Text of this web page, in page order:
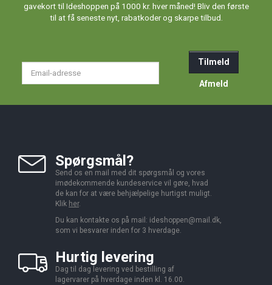
gavekort til Ideshoppen på 1000 kr. hver måned! Bliv den første
til at få seneste nyt, rabatkoder og skarpe tilbud.
Tilmeld
Afmeld
Spørgsmål?
Send os en mail med dit spørgsmål og vores
imødekommende kundeservice vil gøre, hvad
de kan for at være behjælpelige hurtigst muligt.
Klik her.
Du kan kontakte os på mail: ideshoppen@mail.dk,
som vi besvarer inden for 3 hverdage.
Hurtig levering
Dag til dag levering ved bestilling af
lagervarer på hverdage inden kl. 16.00.